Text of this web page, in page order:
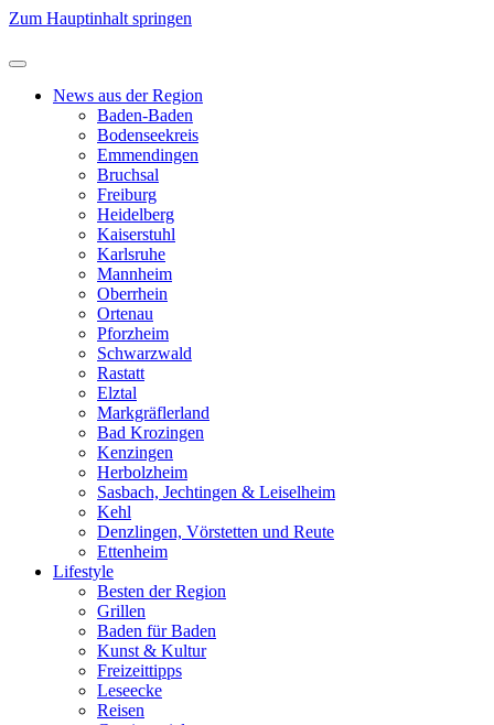
Zum Hauptinhalt springen
News aus der Region
Baden-Baden
Bodenseekreis
Emmendingen
Bruchsal
Freiburg
Heidelberg
Kaiserstuhl
Karlsruhe
Mannheim
Oberrhein
Ortenau
Pforzheim
Schwarzwald
Rastatt
Elztal
Markgräflerland
Bad Krozingen
Kenzingen
Herbolzheim
Sasbach, Jechtingen & Leiselheim
Kehl
Denzlingen, Vörstetten und Reute
Ettenheim
Lifestyle
Besten der Region
Grillen
Baden für Baden
Kunst & Kultur
Freizeittipps
Leseecke
Reisen